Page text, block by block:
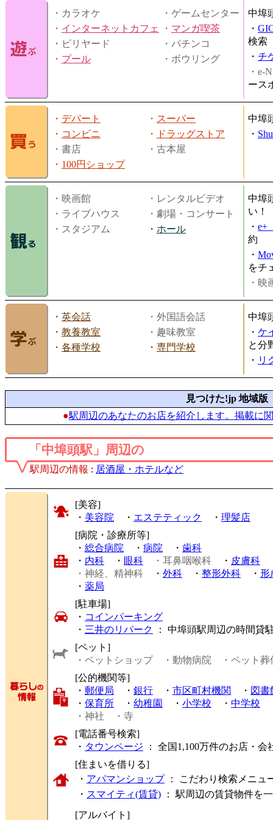
・カラオケ
・ゲームセンター
・ インターネットカフェ ・ マンガ喫茶
・ビリヤード
・パチンコ
・ プール ・ボウリング
中埠
・
検索
・ チ
・e-
ース
・ デパート ・ スーパー
・ コンビニ ・
ドラッグストア
・書店
・古本屋
・ 100円ショップ
中埠
・
・映画館
・レンタルビデオ
・ライブハウス
・劇場・コンサート
・スタジアム
・ ホール
中埠
い！
・ e+
約
・
をチ
・映
・ 英会話
・外国語会話
・ 教養教室
・趣味教室
・ 各種学校 ・ 専門学校
中埠
・ ケ
と分
・ リ
見つけた!jp 地域版
●駅周辺のあなたのお店を紹介します。掲載に
「中埠頭駅」周辺の
駅周辺の情報 : 居酒屋・ホテルなど
[美容]
・ 美容院 ・ エステティック ・ 理髪店
[病院・診療所等]
・ 総合病院 ・ 病院 ・ 歯科
・ 内科 ・ 眼科 ・耳鼻咽喉科 ・ 皮膚科
・神経、精神科 ・ 外科 ・ 整形外科 ・ 形
・ 薬局
[駐車場]
・ コインパーキング
・ 三井のリパーク
： 中埠頭駅周辺の時間貸
[ペット]
・ペットショップ
・動物病院
・ペット葬
[公的機関等]
・ 郵便局 ・ 銀行 ・ 市区町村機関 ・ 図書
・ 保育所 ・ 幼稚園 ・ 小学校 ・ 中学校
・神社
・寺
[電話番号検索]
・ タウンページ ： 全国1,100万件のお店・
[住まいを借りる]
・ アパマンショップ： こだわり検索メニュ
・ スマイティ(賃貸) ： 駅周辺の賃貸物件を
[アルバイト]